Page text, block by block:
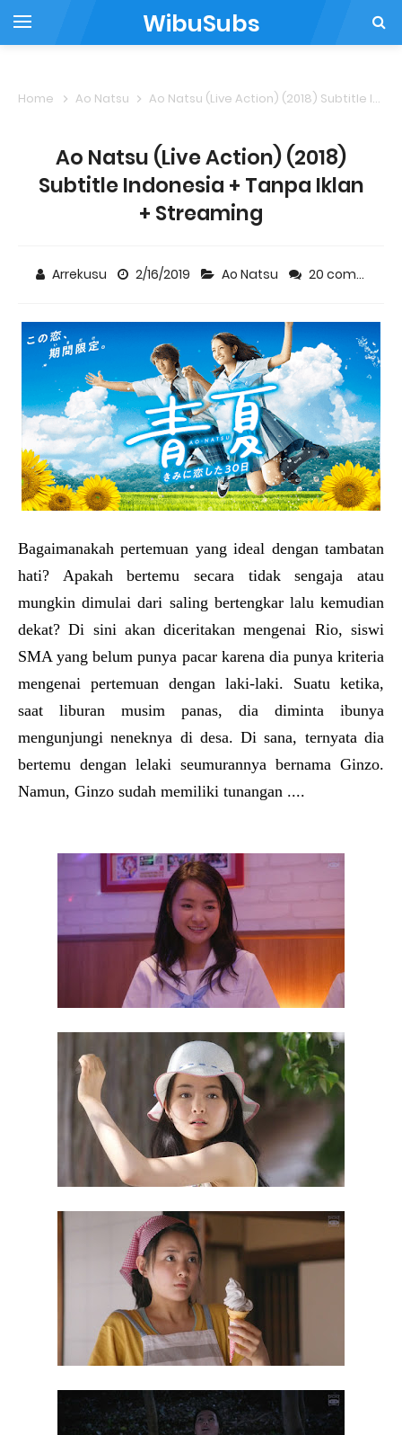
WibuSubs
Home Ao Natsu Ao Natsu (Live Action) (2018) Subtitle Indonesia + Tanpa Iklan + Streaming
Ao Natsu (Live Action) (2018)
Subtitle Indonesia + Tanpa Iklan
+ Streaming
Arrekusu 2/16/2019 Ao Natsu 20 comments
Bagaimanakah pertemuan yang ideal dengan tambatan
hati? Apakah bertemu secara tidak sengaja atau
mungkin dimulai dari saling bertengkar lalu kemudian
dekat? Di sini akan diceritakan mengenai Rio, siswi
SMA yang belum punya pacar karena dia punya kriteria
mengenai pertemuan dengan laki-laki. Suatu ketika,
saat liburan musim panas, dia diminta ibunya
mengunjungi neneknya di desa. Di sana, ternyata dia
bertemu dengan lelaki seumurannya bernama Ginzo.
Namun, Ginzo sudah memiliki tunangan ....